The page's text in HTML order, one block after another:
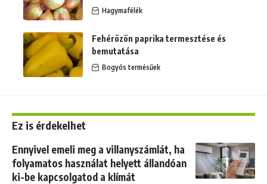
Hagymafélék
Fehérözön paprika termesztése és
bemutatása
Bogyós termésűek
Ez is érdekelhet
Ennyivel emeli meg a villanyszámlát, ha
folyamatos használat helyett állandóan
ki-be kapcsolgatod a klímát